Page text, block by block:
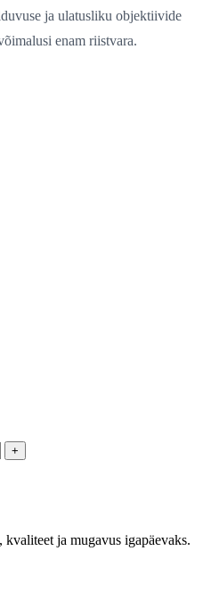
ja ulatusliku objektiivide
enam riistvara.
+
ja mugavus igapäevaks.